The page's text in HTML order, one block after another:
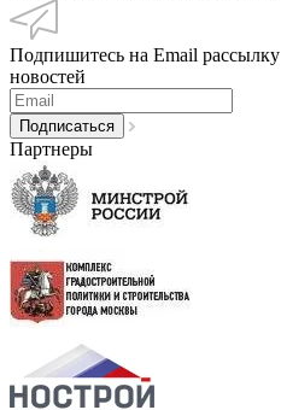
Подпишитесь на Email рассылку
новостей
Партнеры